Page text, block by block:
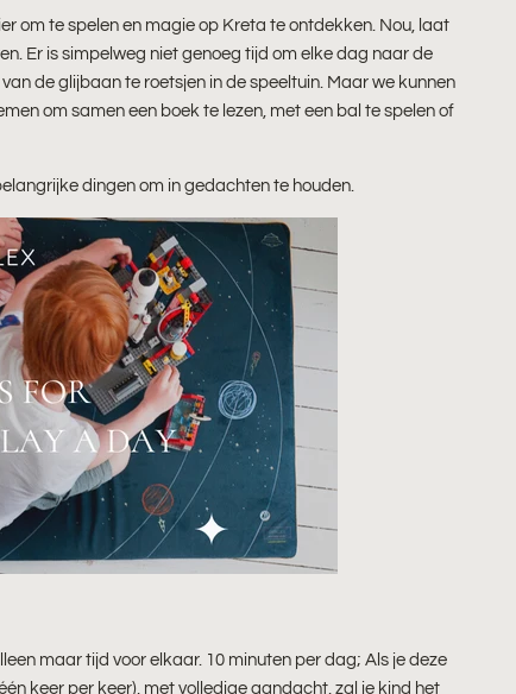
om te spelen en magie op Kreta te ontdekken. Nou, laat
Er is simpelweg niet genoeg tijd om elke dag naar de
de glijbaan te roetsjen in de speeltuin. Maar we kunnen
om samen een boek te lezen, met een bal te spelen of
dingen om in gedachten te houden.
maar tijd voor elkaar. 10 minuten per dag; Als je deze
keer per keer), met volledige aandacht, zal je kind het